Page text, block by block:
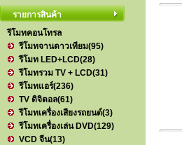
รายการสินค้า
รีโมทคอนโทรล
รีโมทจานดาวเทียม(95)
รีโมท LED+LCD(28)
รีโมทรวม TV + LCD(31)
รีโมทแอร์(236)
TV ดิจิตอล(61)
รีโมทเครื่องเสียงรถยนต์(3)
รีโมทเครื่องเล่น DVD(129)
VCD จีน(13)